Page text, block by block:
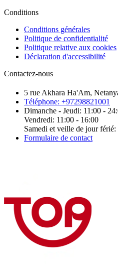
Сonditions
Conditions générales
Politique de confidentialité
Politique relative aux cookies
Déclaration d'accessibilité
Contactez-nous
5 rue Akhara Ha'Am,
Téléphone: +97298821001
Dimanche - Jeudi: 11:00 -
Vendredi: 11:00 - 16:00
Samedi et veille de jour
Formulaire de contact